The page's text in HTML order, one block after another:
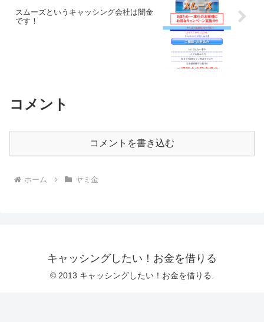
スムーズというキャッシング会社は闇金
です！
コメント
コメントを書き込む
ホーム ヤミ金
キャッシングしたい！お金を借りる
© 2013 キャッシングしたい！お金を借りる.